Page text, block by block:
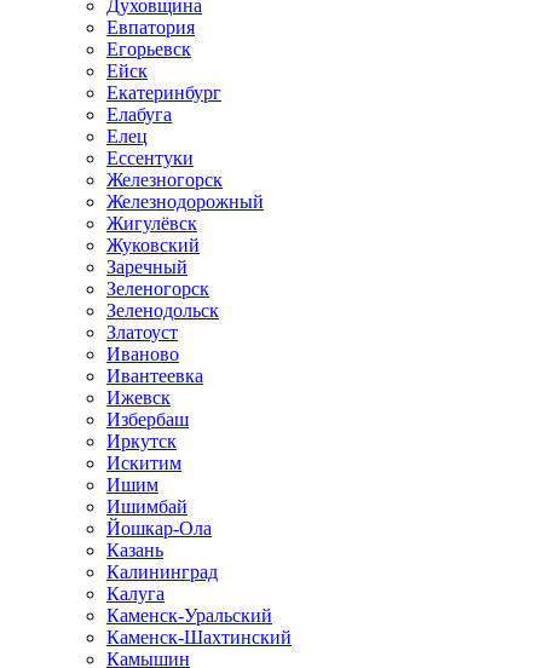
Духовщина
Евпатория
Егорьевск
Ейск
Екатеринбург
Елабуга
Елец
Ессентуки
Железногорск
Железнодорожный
Жигулёвск
Жуковский
Заречный
Зеленогорск
Зеленодольск
Златоуст
Иваново
Ивантеевка
Ижевск
Избербаш
Иркутск
Искитим
Ишим
Ишимбай
Йошкар-Ола
Казань
Калининград
Калуга
Каменск-Уральский
Каменск-Шахтинский
Камышин